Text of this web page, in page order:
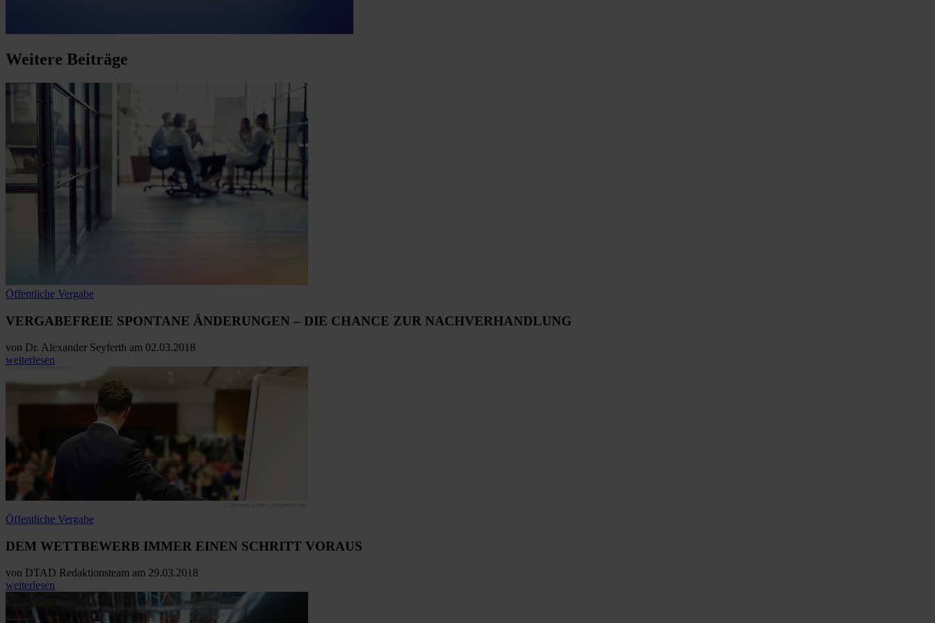
Weitere Beiträge
Öffentliche Vergabe
VERGABEFREIE SPONTANE ÄNDERUNGEN – DIE CHANCE ZUR NACHVERHANDLUNG
von Dr. Alexander Seyferth am 02.03.2018
weiterlesen
Öffentliche Vergabe
DEM WETTBEWERB IMMER EINEN SCHRITT VORAUS
von DTAD Redaktionsteam am 29.03.2018
weiterlesen